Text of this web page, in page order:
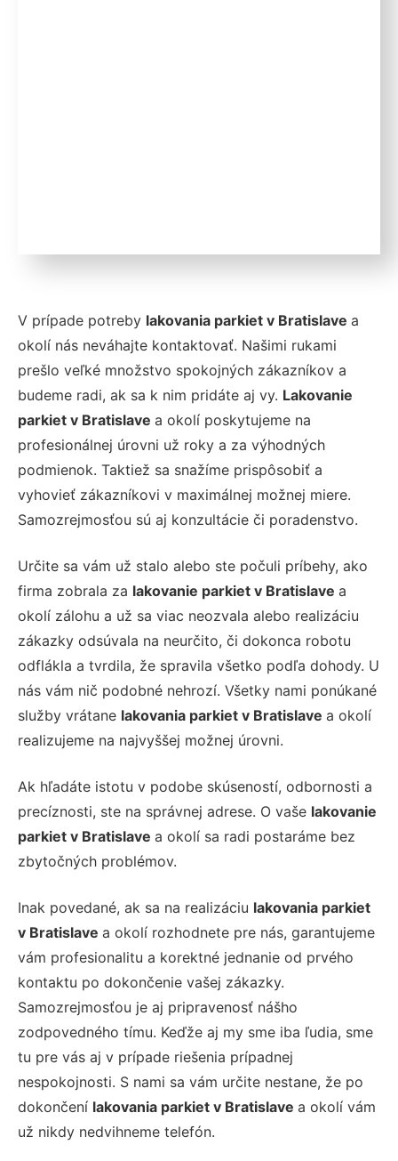
V prípade potreby lakovania parkiet v Bratislave a
okolí nás neváhajte kontaktovať. Našimi rukami
prešlo veľké množstvo spokojných zákazníkov a
budeme radi, ak sa k nim pridáte aj vy. Lakovanie
parkiet v Bratislave a okolí poskytujeme na
profesionálnej úrovni už roky a za výhodných
podmienok. Taktiež sa snažíme prispôsobiť a
vyhovieť zákazníkovi v maximálnej možnej miere.
Samozrejmosťou sú aj konzultácie či poradenstvo.
Určite sa vám už stalo alebo ste počuli príbehy, ako
firma zobrala za lakovanie parkiet v Bratislave a
okolí zálohu a už sa viac neozvala alebo realizáciu
zákazky odsúvala na neurčito, či dokonca robotu
odflákla a tvrdila, že spravila všetko podľa dohody. U
nás vám nič podobné nehrozí. Všetky nami ponúkané
služby vrátane lakovania parkiet v Bratislave a okolí
realizujeme na najvyššej možnej úrovni.
Ak hľadáte istotu v podobe skúseností, odbornosti a
precíznosti, ste na správnej adrese. O vaše lakovanie
parkiet v Bratislave a okolí sa radi postaráme bez
zbytočných problémov.
Inak povedané, ak sa na realizáciu lakovania parkiet
v Bratislave a okolí rozhodnete pre nás, garantujeme
vám profesionalitu a korektné jednanie od prvého
kontaktu po dokončenie vašej zákazky.
Samozrejmosťou je aj pripravenosť nášho
zodpovedného tímu. Keďže aj my sme iba ľudia, sme
tu pre vás aj v prípade riešenia prípadnej
nespokojnosti. S nami sa vám určite nestane, že po
dokončení lakovania parkiet v Bratislave a okolí vám
už nikdy nedvihneme telefón.